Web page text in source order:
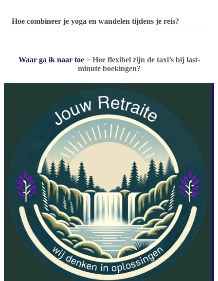
Hoe combineer je yoga en wandelen tijdens je reis?
Waar ga ik naar toe> Hoe flexibel zijn de taxi’s bij last-
minute boekingen?